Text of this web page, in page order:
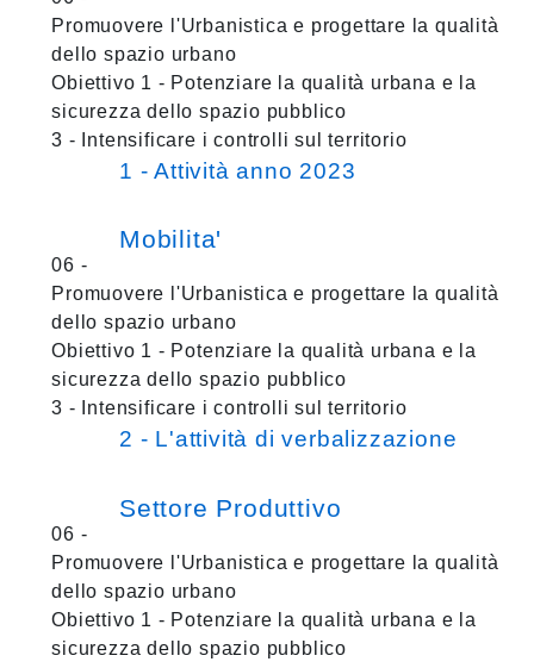
Promuovere l'Urbanistica e progettare la qualità
dello spazio urbano
Obiettivo 1 - Potenziare la qualità urbana e la
sicurezza dello spazio pubblico
3 - Intensificare i controlli sul territorio
1 - Attività anno 2023
Mobilita'
06 -
Promuovere l'Urbanistica e progettare la qualità
dello spazio urbano
Obiettivo 1 - Potenziare la qualità urbana e la
sicurezza dello spazio pubblico
3 - Intensificare i controlli sul territorio
2 - L'attività di verbalizzazione
Settore Produttivo
06 -
Promuovere l'Urbanistica e progettare la qualità
dello spazio urbano
Obiettivo 1 - Potenziare la qualità urbana e la
sicurezza dello spazio pubblico